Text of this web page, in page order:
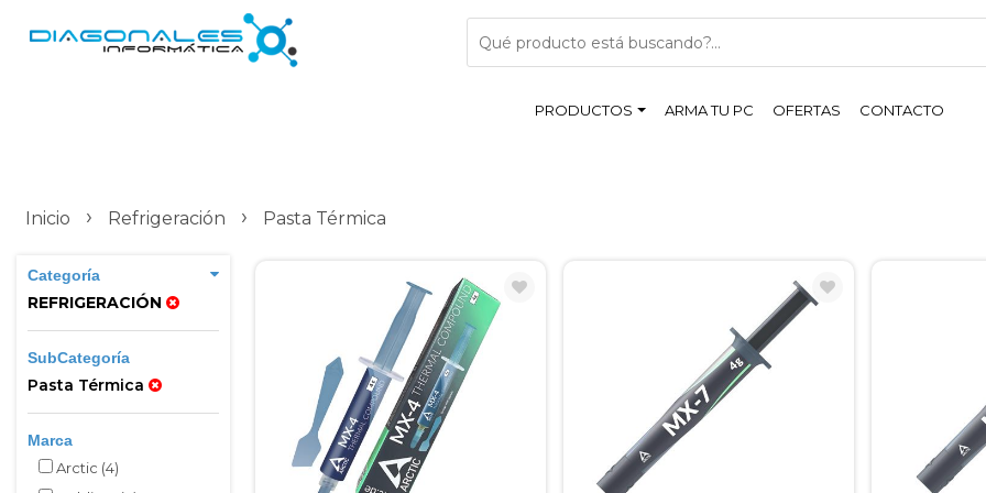
PRODUCTOS ARMA TU PC OFERTAS CONTACTO
Inicio › Refrigeración › Pasta Térmica
Categoría
REFRIGERACIÓN
SubCategoría
Pasta Térmica
Marca
Arctic (4)